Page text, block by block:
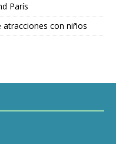
París
atracciones con niños